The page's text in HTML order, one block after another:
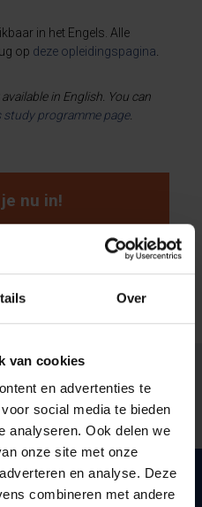
Over
van cookies
en advertenties te
social media te bieden
analyseren. Ook delen we
onze site met onze
en analyse. Deze
combineren met andere
in het Engels. Alle
op deze opleidingspagina
in English. You can
study programme page.
nu in!
deze pagina?
ons weten